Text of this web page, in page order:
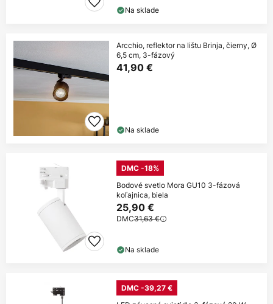
Na sklade
Arcchio, reflektor na lištu Brinja, čierny, Ø
6,5 cm, 3-fázový
41,90 €
Na sklade
DMC -18%
Bodové svetlo Mora GU10 3-fázová
koľajnica, biela
25,90 €
DMC31,63 €
Na sklade
DMC -39,27 €